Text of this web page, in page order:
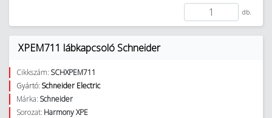
db.
XPEM711 lábkapcsoló Schneider
Cikkszám: SCHXPEM711
Gyártó: Schneider Electric
Márka: Schneider
Sorozat: Harmony XPE